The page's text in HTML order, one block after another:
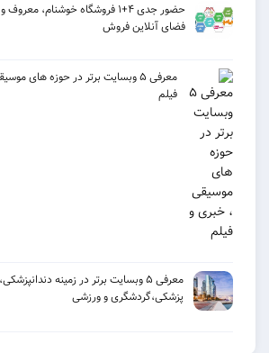
حضور جدی ۴+۱ فروشگاه خوشنام، معروف و قدرتمند در
فضای آنلاین فروش
معرفی ۵ وبسایت برتر در حوزه های موسیقی ، خبری و
فیلم
معرفی ۵ وبسایت برتر در زمینه دندانپزشکی،
پزشکی،گردشگری و ورزشی